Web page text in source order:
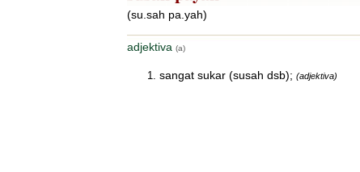
(su.sah pa.yah)
adjektiva (a)
sangat sukar (susah dsb); (adjektiva)